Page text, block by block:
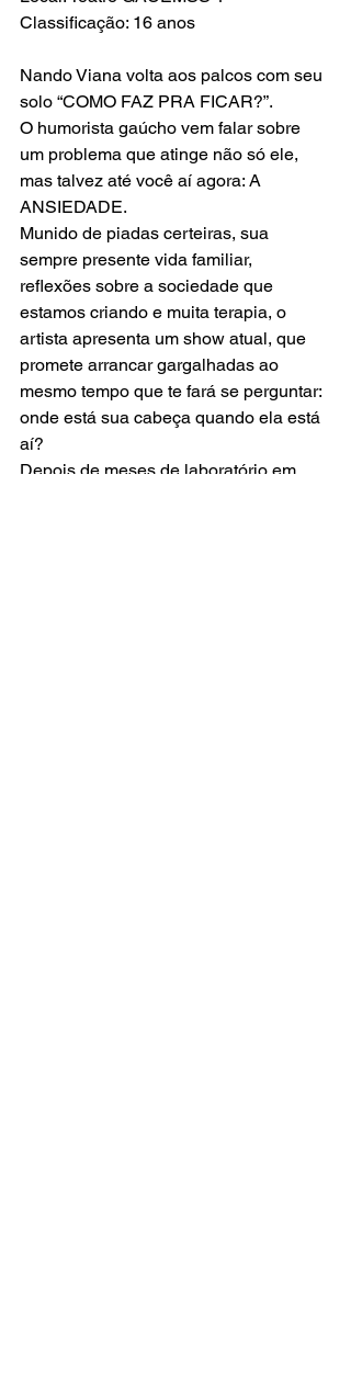
Classificação: 16 anos
Nando Viana volta aos palcos com seu
solo “COMO FAZ PRA FICAR?”.
O humorista gaúcho vem falar sobre
um problema que atinge não só ele,
mas talvez até você aí agora: A
ANSIEDADE.
Munido de piadas certeiras, sua
sempre presente vida familiar,
reflexões sobre a sociedade que
estamos criando e muita terapia, o
artista apresenta um show atual, que
promete arrancar gargalhadas ao
mesmo tempo que te fará se perguntar:
onde está sua cabeça quando ela está
aí?
Depois de meses de laboratório em